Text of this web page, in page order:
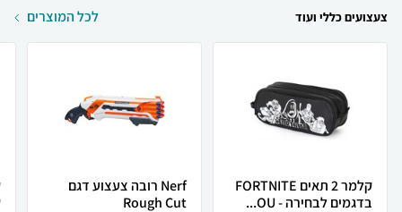
צעצועים כללי ועוד לכל המוצרים
קלמר 2 תאים FORTNITE
בדגמים לבחירה - OU...
Nerf רובה צעצוע דגם
Rough Cut